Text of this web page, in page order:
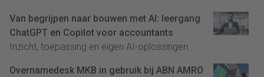
Van begrijpen naar bouwen met AI: leergang
ChatGPT en Copilot voor accountants
Inzicht, toepassing en eigen AI-oplossingen...
Overnamedesk MKB in gebruik bij ABN AMRO